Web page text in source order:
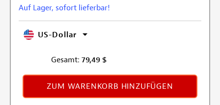
Auf Lager, sofort lieferbar!
US-Dollar
Gesamt: 79,49 $
ZUM WARENKORB HINZUFÜGEN